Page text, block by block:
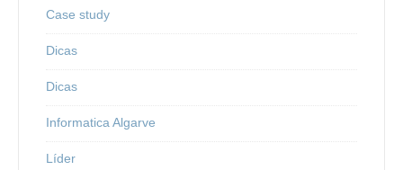
Case study
Dicas
Dicas
Informatica Algarve
Líder